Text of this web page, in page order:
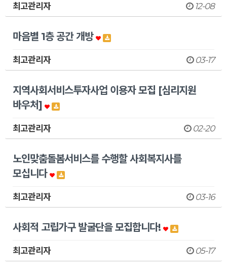
최고관리자 12-08
마음별 1층 공간 개방
최고관리자 03-17
지역사회서비스투자사업 이용자 모집 [심리지원
바우처]
최고관리자 02-20
노인맞춤돌봄서비스를 수행할 사회복지사를
모십니다
최고관리자 03-16
사회적 고립가구 발굴단을 모집합니다!
최고관리자 05-17